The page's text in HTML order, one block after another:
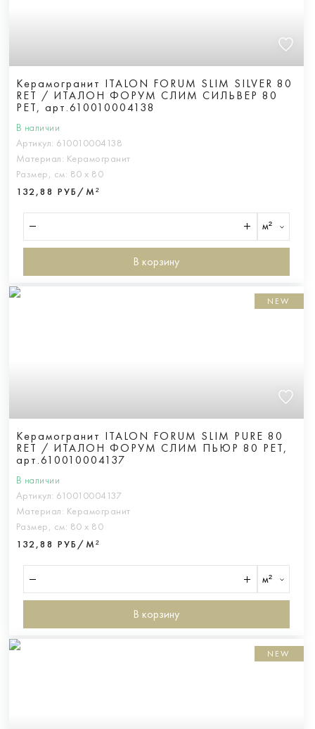
Керамогранит ITALON FORUM SLIM SILVER 80
RET / ИТАЛОН ФОРУМ СЛИМ СИЛЬВЕР 80
РЕТ, арт.610010004138
В наличии
Артикул: 610010004138
Материал: Керамогранит
Размер, см: 80 х 80
132,88 РУБ/М²
м²
В корзину
NEW
Керамогранит ITALON FORUM SLIM PURE 80
RET / ИТАЛОН ФОРУМ СЛИМ ПЬЮР 80 РЕТ,
арт.610010004137
В наличии
Артикул: 610010004137
Материал: Керамогранит
Размер, см: 80 х 80
132,88 РУБ/М²
м²
В корзину
NEW